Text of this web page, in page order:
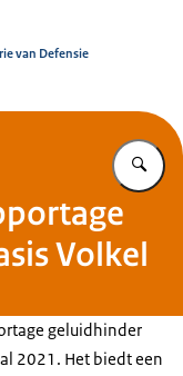
van Defensie
Volkel
geluidhinder
2021. Het biedt een